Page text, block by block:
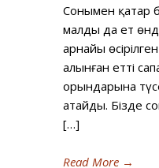
Сонымен қатар
малды да ет
арнайы
алынған еттің
орындарына
атайды. Бізде
[…]
Read More →